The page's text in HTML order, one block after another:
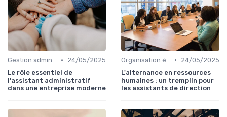
Gestion administrative •
24/05/2025
Le rôle essentiel de
l'assistant administratif
dans une entreprise moderne
Organisation événements •
24/05/2025
L'alternance en ressources
humaines : un tremplin pour
les assistants de direction